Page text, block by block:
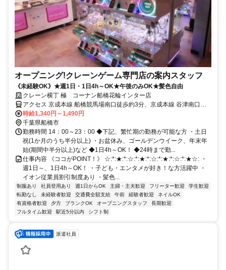
オープニング!クレーンゲーム専門店の案内スタッフ
《未経験OK》★週1日・1日4h～OK★午後のみOK★髪色自由
クレーン横丁 極 コーナン船橋花輪インター店
アクセス 京成本線 船橋競馬場南口徒歩約3分、京成本線 谷津南口徒
歩約10分、京成本線 大神宮下徒歩約12分
時給1,340円～1,490円
千葉県船橋市
勤務時間 14：00～23：00 ◆下記、繁忙期の勤務が可能な方 ・土日
祝(1か月のうち半分以上) ・お盆休み、ゴールデンウイーク、年末年
始(期間中半分以上)など ◆1日4h～OK！ ◆24時まで勤...
仕事内容 《ココがPOINT！》 ☆:*:★:*:☆:*:★:*:☆:*:★:*:☆:*:★☆: ・
週1日～、1日4h～OK！ ・子ども・エンタメが好き！な方活躍中 ・
イオン従業員割引制度あり ・髪色...
制服あり 社員登用あり 週1日からOK 主婦・主夫歓迎 フリーター歓迎
学生歓迎
転勤なし
未経験者歓迎 交通費全額支給 午前 経験者歓迎
ネイルOK
有資格者歓迎
夕方 ブランクOK オープニングスタッフ
長期歓迎
フルタイム歓迎
駅近5分以内 シフト制
派遣社員